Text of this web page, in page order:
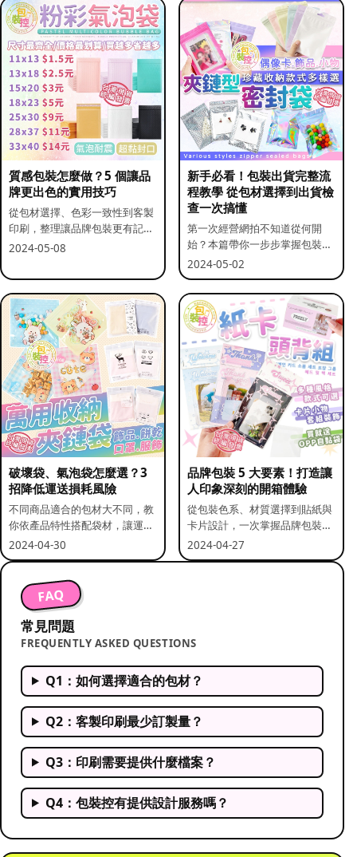
質感包裝怎麼做？5 個讓品
牌更出色的實用技巧
從包材選擇、色彩一致性到客製
印刷，整理讓品牌包裝更有記憶
點的實用做法。
2024-05-08
新手必看！包裝出貨完整流
程教學 從包材選擇到出貨檢
查一次搞懂
第一次經營網拍不知道從何開
始？本篇帶你一步步掌握包裝流
程與出貨前檢查重點。
2024-05-02
破壞袋、氣泡袋怎麼選？3
招降低運送損耗風險
不同商品適合的包材大不同，教
你依產品特性搭配袋材，讓運送
更安全。
2024-04-30
品牌包裝 5 大要素！打造讓
人印象深刻的開箱體驗
從包裝色系、材質選擇到貼紙與
卡片設計，一次掌握品牌包裝的
關鍵要素。
2024-04-27
FAQ
常見問題
FREQUENTLY ASKED QUESTIONS
Q1：如何選擇適合的包材？
Q2：客製印刷最少訂製量？
Q3：印刷需要提供什麼檔案？
Q4：包裝控有提供設計服務嗎？